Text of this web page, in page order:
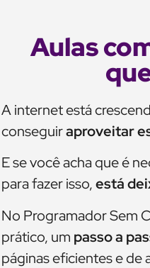
Aulas
A internet está
conseguiraproveitar
E se você acha que é
para fazer isso,está
No Programador Sem
prático, um passo a
páginas eficientes e de